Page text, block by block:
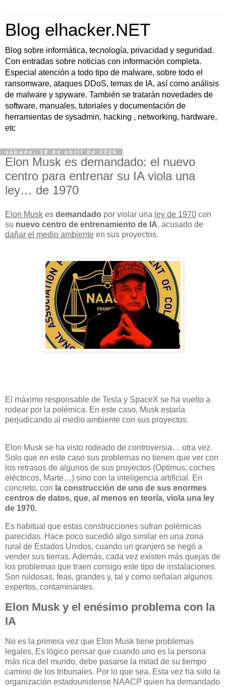
Blog elhacker.NET
Blog sobre informática, tecnología, privacidad y seguridad.
Con entradas sobre noticias con información completa.
Especial atención a todo tipo de malware, sobre todo el
ransomware, ataques DDoS, temas de IA, así como análisis
de malware y spyware. También se tratarán novedades de
software, manuales, tutoriales y documentación de
herramientas de sysadmin, hacking , networking, hardware,
etc
sábado, 18 de abril de 2026
Elon Musk es demandado: el nuevo
centro para entrenar su IA viola una
ley… de 1970
Elon Musk es demandado por violar una ley de 1970 con
su nuevo centro de entrenamiento de IA, acusado de
dañar el medio ambiente en sus proyectos.
El máximo responsable de Tesla y SpaceX se ha vuelto a
rodear por la polémica. En este caso, Musk estaría
perjudicando al medio ambiente con sus proyectos.
Elon Musk se ha visto rodeado de controversia… otra vez.
Solo que en este caso sus problemas no tienen que ver con
los retrasos de algunos de sus proyectos (Optimus, coches
eléctricos, Marte…) sino con la inteligencia artificial. En
concreto, con la construcción de uno de sus enormes
centros de datos, que, al menos en teoría, viola una ley
de 1970.
Es habitual que estas construcciones sufran polémicas
parecidas. Hace poco sucedió algo similar en una zona
rural de Estados Unidos, cuando un granjero se negó a
vender sus tierras. Además, cada vez existen más quejas de
los problemas que traen consigo este tipo de instalaciones.
Son ruidosas, feas, grandes y, tal y como señalan algunos
expertos, contaminantes.
Elon Musk y el enésimo problema con la
IA
No es la primera vez que Elon Musk tiene problemas
legales. Es lógico pensar que cuando uno es la persona
más rica del mundo, debe pasarse la mitad de su tiempo
camino de los tribunales. Por lo que sea. Esta vez ha sido la
organización estadounidense NAACP quien ha demandado